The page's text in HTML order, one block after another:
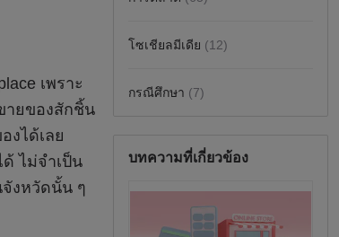
โซเชียลมีเดีย (12)
กรณีศึกษา (7)
บทความที่เกี่ยวข้อง